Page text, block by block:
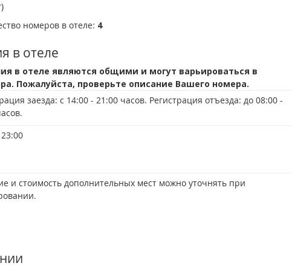
номеров в отеле: 4
в отеле
в отеле являются общими и могут варьироваться в
Пожалуйста, проверьте описание Вашего номера.
заезда: с 14:00 - 21:00 часов. Регистрация отъезда: до 08:00 -
и стоимость дополнительных мест можно уточнять при